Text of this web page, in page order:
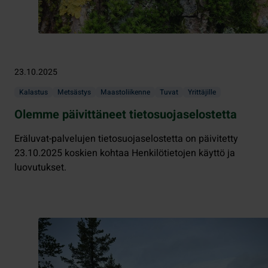
23.10.2025
Kalastus Metsästys Maastoliikenne Tuvat Yrittäjille
Olemme päivittäneet tietosuojaselostetta
Eräluvat-palvelujen tietosuojaselostetta on päivitetty
23.10.2025 koskien kohtaa Henkilötietojen käyttö ja
luovutukset.